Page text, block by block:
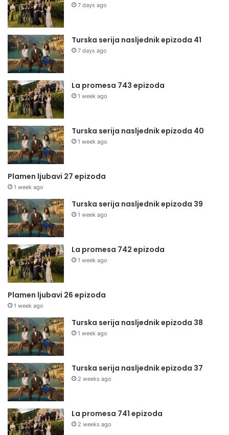
7 days ago
Turska serija nasljednik epizoda 41
7 days ago
La promesa 743 epizoda
1 week ago
Turska serija nasljednik epizoda 40
1 week ago
Plamen ljubavi 27 epizoda
1 week ago
Turska serija nasljednik epizoda 39
1 week ago
La promesa 742 epizoda
1 week ago
Plamen ljubavi 26 epizoda
1 week ago
Turska serija nasljednik epizoda 38
1 week ago
Turska serija nasljednik epizoda 37
2 weeks ago
La promesa 741 epizoda
2 weeks ago